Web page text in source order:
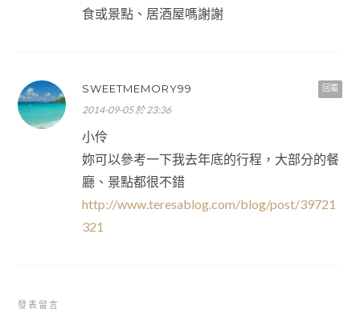
食或景點、居酒屋嗎謝謝
回覆
SWEETMEMORY99
2014-09-05 於 23:36
小伶
妳可以參考一下我去年底的行程，大部分的餐
廳、景點都很不錯
http://www.teresablog.com/blog/post/39721
321
發表留言